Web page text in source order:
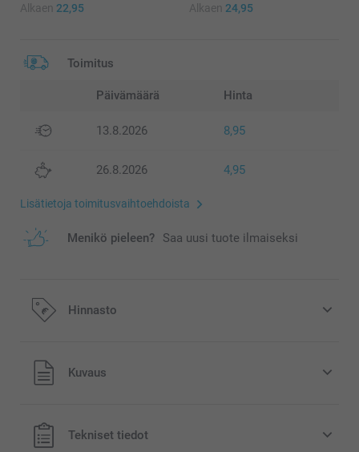
Alkaen 22,95 Alkaen 24,95
Toimitus
Päivämäärä Hinta
13.8.2026 8,95
26.8.2026 4,95
Lisätietoja toimitusvaihtoehdoista
Menikö pieleen? Saa uusi tuote ilmaiseksi
Hinnasto
Kaikki hinnat ovat euroina, sisältävät arvonlisäveron ja
eivät sisällä postikuluja.
Kuvaus
Tekniset tiedot